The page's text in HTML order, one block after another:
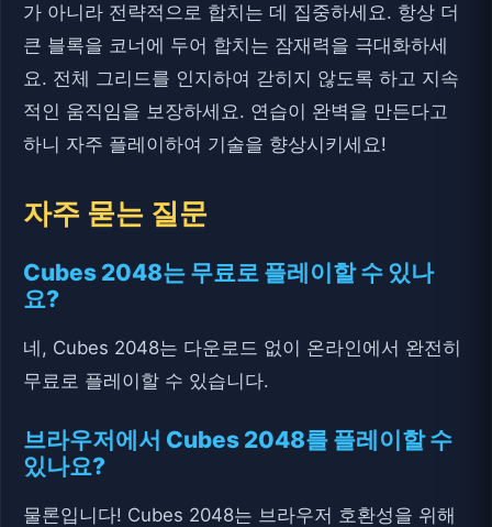
가 아니라 전략적으로 합치는 데 집중하세요. 항상 더
큰 블록을 코너에 두어 합치는 잠재력을 극대화하세
요. 전체 그리드를 인지하여 갇히지 않도록 하고 지속
적인 움직임을 보장하세요. 연습이 완벽을 만든다고
하니 자주 플레이하여 기술을 향상시키세요!
자주 묻는 질문
Cubes 2048는 무료로 플레이할 수 있나
요?
네, Cubes 2048는 다운로드 없이 온라인에서 완전히
무료로 플레이할 수 있습니다.
브라우저에서 Cubes 2048를 플레이할 수
있나요?
물론입니다! Cubes 2048는 브라우저 호환성을 위해